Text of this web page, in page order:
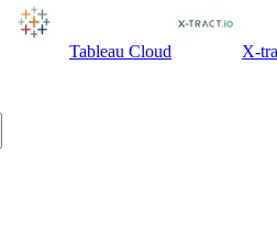
Tableau Cloud
X-